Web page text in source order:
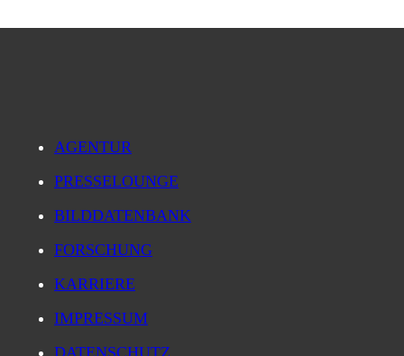
AGENTUR
PRESSELOUNGE
BILDDATENBANK
FORSCHUNG
KARRIERE
IMPRESSUM
DATENSCHUTZ